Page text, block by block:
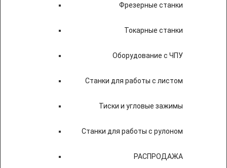
Фрезерные станки
Токарные станки
Оборудование с ЧПУ
Станки для работы с листом
Тиски и угловые зажимы
Станки для работы с рулоном
РАСПРОДАЖА